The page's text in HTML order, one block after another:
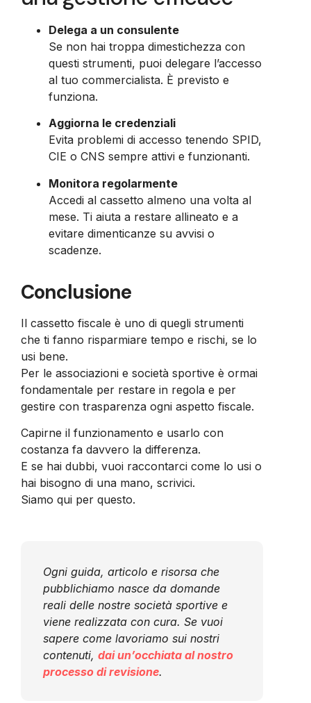
Delega a un consulente
Se non hai troppa dimestichezza con
questi strumenti, puoi delegare l’accesso
al tuo commercialista. È previsto e
funziona.
Aggiorna le credenziali
Evita problemi di accesso tenendo SPID,
CIE o CNS sempre attivi e funzionanti.
Monitora regolarmente
Accedi al cassetto almeno una volta al
mese. Ti aiuta a restare allineato e a
evitare dimenticanze su avvisi o
scadenze.
Conclusione
Il cassetto fiscale è uno di quegli strumenti
che ti fanno risparmiare tempo e rischi, se lo
usi bene.
Per le associazioni e società sportive è ormai
fondamentale per restare in regola e per
gestire con trasparenza ogni aspetto fiscale.
Capirne il funzionamento e usarlo con
costanza fa davvero la differenza.
E se hai dubbi, vuoi raccontarci come lo usi o
hai bisogno di una mano, scrivici.
Siamo qui per questo.
Ogni guida, articolo e risorsa che
pubblichiamo nasce da domande
reali delle nostre società sportive e
viene realizzata con cura. Se vuoi
sapere come lavoriamo sui nostri
contenuti, dai un’occhiata al nostro
processo di revisione.